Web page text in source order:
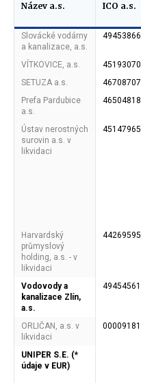
Název a.s. ICO a.s.
Slovácké vodárny
a kanalizace, a.s.
49453866
VÍTKOVICE, a.s. 45193070
SETUZA a.s.
46708707
Prefa Pardubice
a.s.
46504818
Ústav nerostných
surovin a.s. v
likvidaci
45147965
Harvardský
průmyslový
holding, a.s. - v
likvidaci
44269595
Vodovody a
kanalizace Zlín,
a.s.
49454561
ORLIČAN, a.s. v
likvidaci
00009181
UNIPER S.E. (*
údaje v EUR)